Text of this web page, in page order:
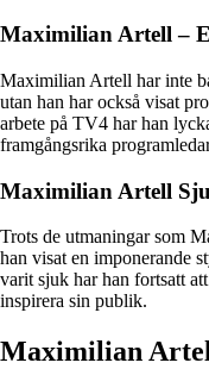
Maximilian Artell –
Maximilian Artell har inte
utan han har också visat
arbete på TV4 har han
framgångsrika
Maximilian Artell
Trots de utmaningar som
han visat en imponerande
varit sjuk har han fortsatt
inspirera sin publik.
Maximilian